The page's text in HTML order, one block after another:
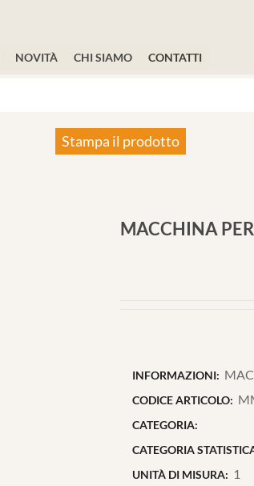
NOVITÀ CHI SIAMO CONTATTI
Stampa il prodotto
MACCHINA
INFORMAZIONI:
CODICE ARTICOLO:
CATEGORIA:
CATEGORIA
UNITÀ DI MISURA: 1